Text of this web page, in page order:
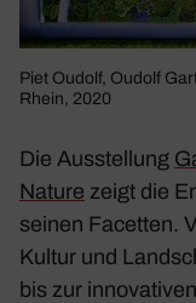
Piet Oudolf, Oudolf
Rhein, 2020
Die Ausstel­lung
Nature zeigt die
seinen Facetten.
Kultur und
bis zur